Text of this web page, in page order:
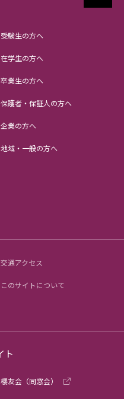
受験生の方へ
在学生の方へ
卒業生の方へ
保護者・保証人の方へ
企業の方へ
地域・一般の方へ
交通アクセス
このサイトについて
ト
櫻友会（同窓会）